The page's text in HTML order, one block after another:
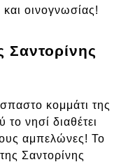
και οινογνωσίας!
Σαντορίνης
κομμάτι της
το νησί διαθέτει
αμπελώνες! Το
Σαντορίνης